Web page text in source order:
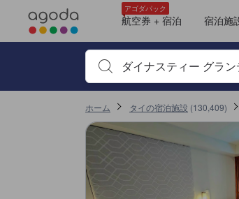
アゴダパック
航空券 + 宿泊 宿泊施
宿泊施設名やキーワードを入力し
ホーム タイの宿泊施設 (130,409)
Grande Deluxe Smoking
グランデ デラックススイート（禁煙） (Grande Deluxe
デラックス（バルコニー付き・喫煙） (Deluxe with
グランデ デラックス キングベッド（喫煙） (Grande
キングルーム (King Room)
グランデ デラックススイート（喫煙） (Grande Deluxe
キングルーム (King Room)
デラックス（バルコニー付き・禁煙） (Deluxe with
デラックス キングベッド（喫煙） (Deluxe King Bed -
グランデ デラックス キングベッド（禁煙） (Grande
アゴダに掲載されているクチコミは実際に予約をし
＜NEW＞クチコミ評価の傾向
この宿泊施設へ寄せられた直近10件のクチコミ
10 9.2 10 10 8.4 10 9.2
最新
施設の状態/清潔さスコア 10点満点中8.8点 バンコクにお
施設・設備スコア 10点満点中8.1点 バンコクにおける高ス
ロケーションスコア 10点満点中8.8点 バンコクにおける高
お部屋の快適さ・クオリティスコア 10点満点中8.4点 バン
サービススコア 10点満点中8.5点 バンコクにおける高スコア
コスパスコア 10点満点中8.2点 バンコクにおける高スコア
Mentioned in 121 reviews
98% Positive
Mentioned in 82 reviews
87% Positive
Mentioned in 69 reviews
91% Positive
Mentioned in 45 reviews
88% Positive
Mentioned in 41 reviews
97% Positive
Mentioned in 37 reviews
62% Positive
Mentioned in 31 reviews
83% Positive
Mentioned in 21 reviews
76% Positive
Mentioned in 20 reviews
100% Positive